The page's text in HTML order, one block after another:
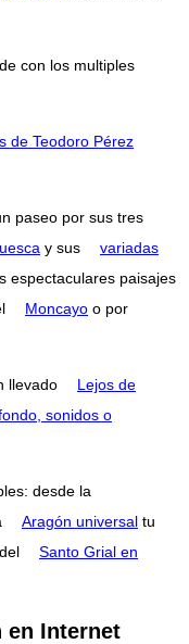
con los multiples
de Teodoro Pérez
paseo por sus tres
y sus
variadas
espectaculares paisajes
Moncayo o por
llevado
Lejos de
sonidos o
desde la
Aragón universal tu
Santo Grial en
en Internet